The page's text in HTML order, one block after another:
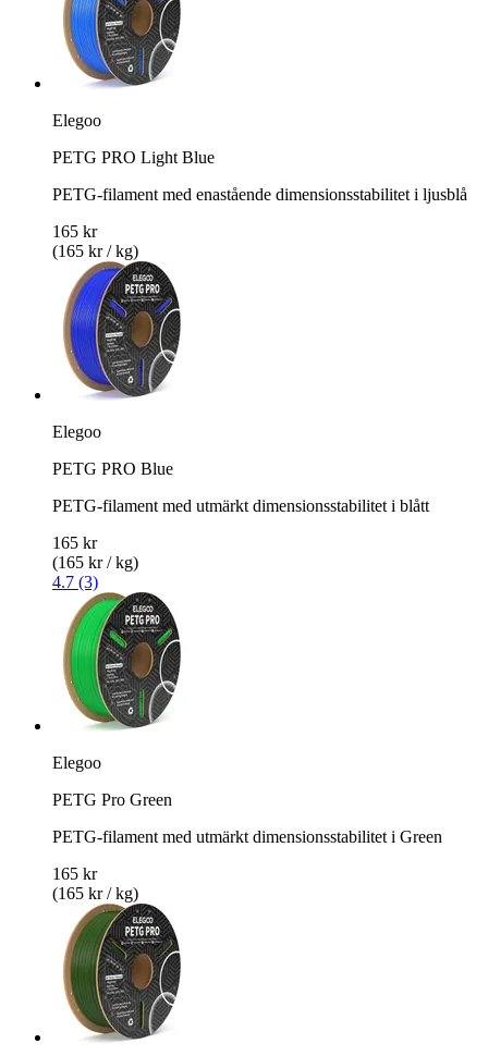
Elegoo
PETG PRO Light Blue
PETG-filament med enastående dimensionsstabilitet i ljusblå
165 kr
(165 kr / kg)
Elegoo
PETG PRO Blue
PETG-filament med utmärkt dimensionsstabilitet i blått
165 kr
(165 kr / kg)
4.7 (3)
Elegoo
PETG Pro Green
PETG-filament med utmärkt dimensionsstabilitet i Green
165 kr
(165 kr / kg)